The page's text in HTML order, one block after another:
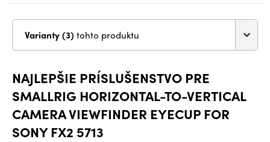
Varianty (3) tohto produktu
NAJLEPŠIE PRÍSLUŠENSTVO PRE
SMALLRIG HORIZONTAL-TO-VERTICAL
CAMERA VIEWFINDER EYECUP FOR
SONY FX2 5713